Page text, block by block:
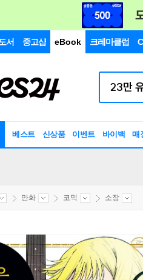
서 중고샵 eBook 크레마클럽
베스트 신상품 이벤트 바이백 매
만화 코믹 소장